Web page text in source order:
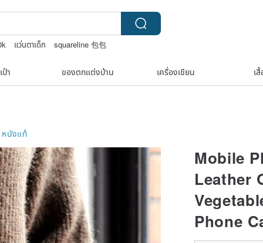
แว่นตาเด็ก
squareline 包包
ป๋า ของตกแต่งบ้าน เครื่องเขียน เ
หนังแท้
Mobile
Leather
Phone